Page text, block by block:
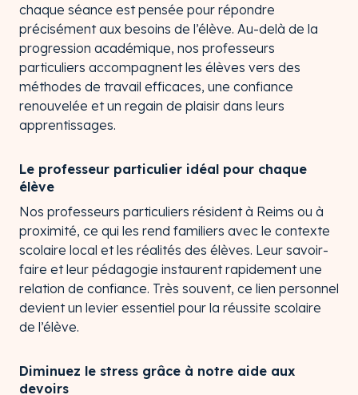
chaque séance est pensée pour répondre
précisément aux besoins de l’élève. Au-delà de la
progression académique, nos professeurs
particuliers accompagnent les élèves vers des
méthodes de travail efficaces, une confiance
renouvelée et un regain de plaisir dans leurs
apprentissages.
Le professeur particulier idéal pour chaque
élève
Nos professeurs particuliers résident à Reims ou à
proximité, ce qui les rend familiers avec le contexte
scolaire local et les réalités des élèves. Leur savoir-
faire et leur pédagogie instaurent rapidement une
relation de confiance. Très souvent, ce lien personnel
devient un levier essentiel pour la réussite scolaire
de l’élève.
Diminuez le stress grâce à notre aide aux
devoirs